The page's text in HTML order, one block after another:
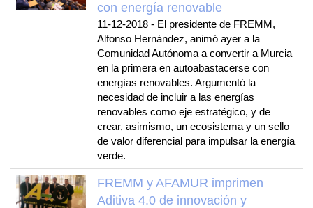
con energía renovable
11-12-2018 - El presidente de FREMM,
Alfonso Hernández, animó ayer a la
Comunidad Autónoma a convertir a Murcia
en la primera en autoabastacerse con
energías renovables. Argumentó la
necesidad de incluir a las energías
renovables como eje estratégico, y de
crear, asimismo, un ecosistema y un sello
de valor diferencial para impulsar la energía
verde.
FREMM y AFAMUR imprimen
Aditiva 4.0 de innovación y